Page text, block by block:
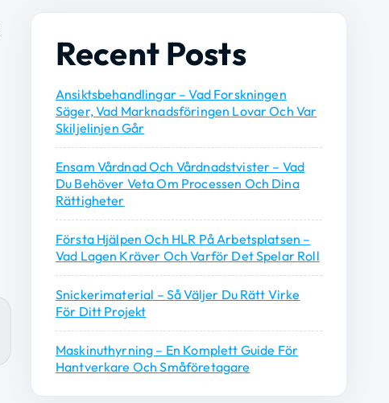
Recent Posts
Ansiktsbehandlingar – Vad Forskningen
Säger, Vad Marknadsföringen Lovar Och Var
Skiljelinjen Går
Ensam Vårdnad Och Vårdnadstvister – Vad
Du Behöver Veta Om Processen Och Dina
Rättigheter
Första Hjälpen Och HLR På Arbetsplatsen –
Vad Lagen Kräver Och Varför Det Spelar Roll
Snickerimaterial – Så Väljer Du Rätt Virke
För Ditt Projekt
Maskinuthyrning – En Komplett Guide För
Hantverkare Och Småföretagare